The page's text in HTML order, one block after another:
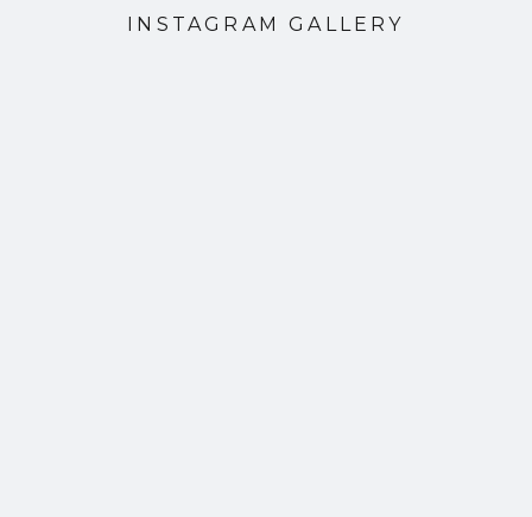
INSTAGRAM GALLERY